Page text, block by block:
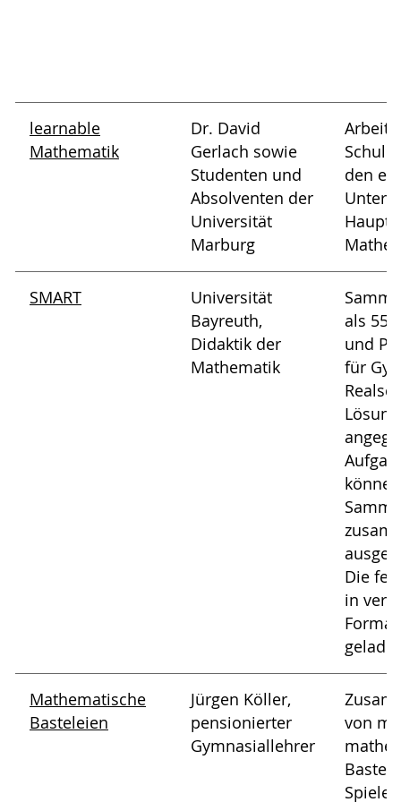
learnable
Mathematik
Dr. David
Gerlach sowie
Studenten und
Absolventen der
Universität
Marburg
den
SMART
Universität
Bayreuth,
Didaktik der
Mathematik
als
und
für
Die
in
Mathematische
Basteleien
Jürgen Köller,
pensionierter
Gymnasiallehrer
von